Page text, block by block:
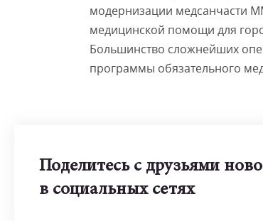
модернизации медсанчасти
медицинской помощи для
Большинство сложнейших
программы обязательного
Поделитесь с друзьями
в социальных сетях